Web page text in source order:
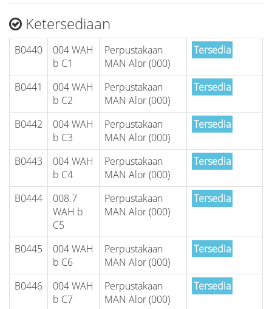
Ketersediaan
B0440
004 WAH
b C1
Perpustakaan
MAN Alor (000)
Tersedia
B0441
004 WAH
b C2
Perpustakaan
MAN Alor (000)
Tersedia
B0442
004 WAH
b C3
Perpustakaan
MAN Alor (000)
Tersedia
B0443
004 WAH
b C4
Perpustakaan
MAN Alor (000)
Tersedia
B0444
008.7
WAH b
C5
Perpustakaan
MAN Alor (000)
Tersedia
B0445
004 WAH
b C6
Perpustakaan
MAN Alor (000)
Tersedia
B0446
004 WAH
b C7
Perpustakaan
MAN Alor (000)
Tersedia